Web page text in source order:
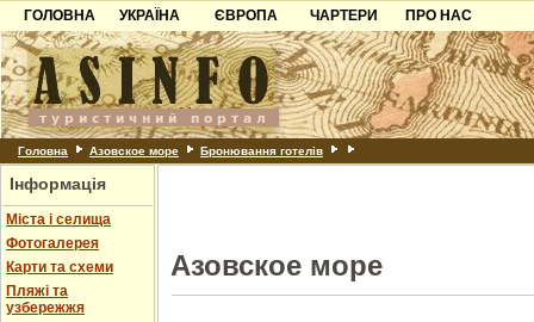
ГОЛОВНА
УКРАЇНА
Карпати
Азов
Причорноморря
Шацьк
ЄВРОПА
Чорногорія
Хорватія
Болгарія
Албанія
ЧАРТЕРИ
ПРО НАС
Контакти
Партнерам
Додати готель
Головна Азовское море Бронювання готелів
Інформація
Міста і селища
Фотогалерея
Карти та схеми
Пляжі та
узбережжя
Азовское море
Юр'ївка
Ялта